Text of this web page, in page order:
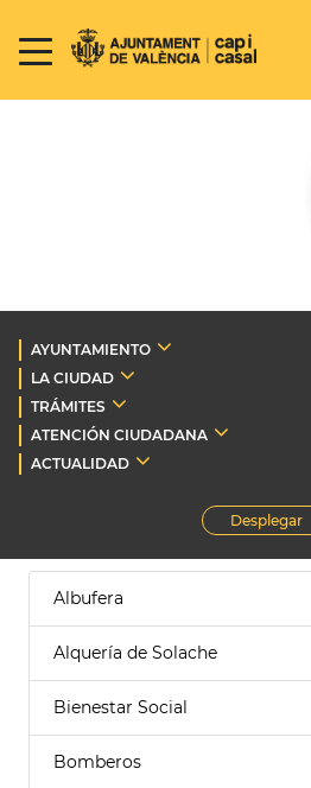
AYUNTAMIENTO
LA CIUDAD
TRÁMITES
ATENCIÓN CIUDADANA
ACTUALIDAD
Desplegar
Albufera
Alquería de Solache
Bienestar Social
Bomberos